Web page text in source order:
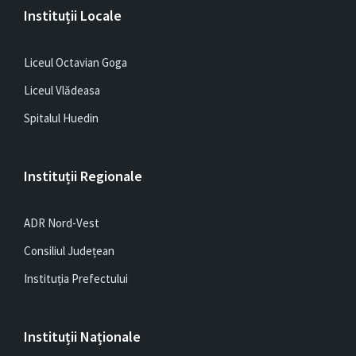
Instituții Locale
Liceul Octavian Goga
Liceul Vlădeasa
Spitalul Huedin
Instituții Regionale
ADR Nord-Vest
Consiliul Județean
Instituția Prefectului
Instituții Naționale